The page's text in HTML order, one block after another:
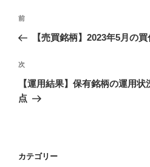
投
ナ
ビ
ゲ
ー
前
の
稿
前
【売買銘柄】2023年5月の
次
の
投
次
【運用結果】保有銘柄の運用
点
カテゴリー